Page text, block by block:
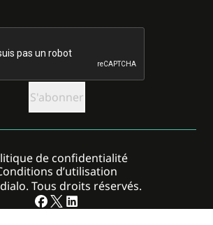
Tous droits réservés.
de confidentialité
d’utilisation